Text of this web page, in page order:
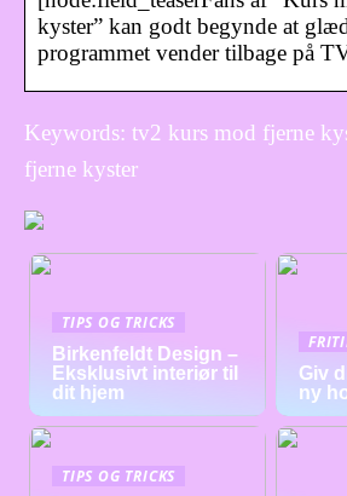
kyster” kan godt begynde at
programmet vender tilbage på
Keywords: tv2 kurs mod fjerne
fjerne kyster
TIPS OG TRICKS
Birkenfeldt Design –
Eksklusivt interiør til
dit hjem
Giv
ny
TIPS OG TRICKS